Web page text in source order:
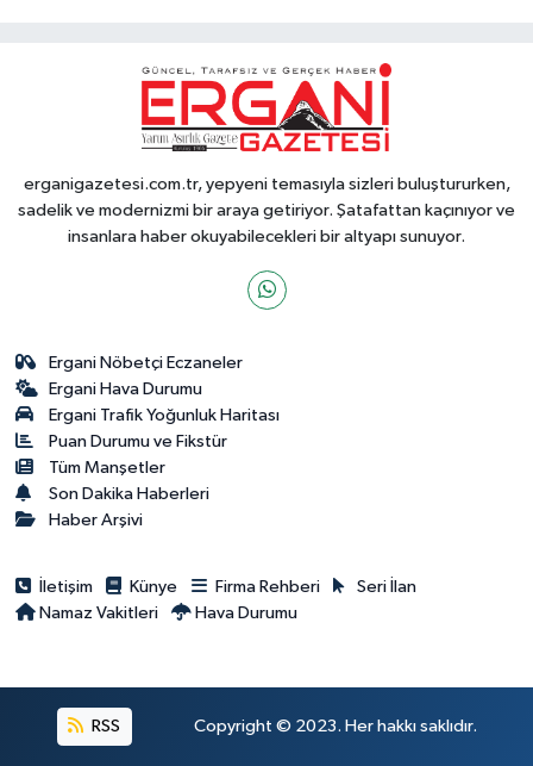
erganigazetesi.com.tr, yepyeni temasıyla sizleri buluştururken,
sadelik ve modernizmi bir araya getiriyor. Şatafattan kaçınıyor ve
insanlara haber okuyabilecekleri bir altyapı sunuyor.
Ergani Nöbetçi Eczaneler
Ergani Hava Durumu
Ergani Trafik Yoğunluk Haritası
Puan Durumu ve Fikstür
Tüm Manşetler
Son Dakika Haberleri
Haber Arşivi
İletişim Künye Firma Rehberi
Seri İlan
Namaz Vakitleri
Hava Durumu
RSS Copyright © 2023. Her hakkı saklıdır.